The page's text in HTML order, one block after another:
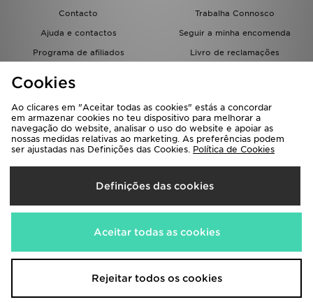
Contacto
Trabalha Connosco
Ajuda e contactos
Seguir a minha encomenda
Programa de afiliados
Livro de reclamações
Seleciona O País
Portugal
Aceitamos os seguintes métodos de pagamento
Visita a nossa página corporativa emwww.jdplc.com
Cookies
Ao clicares em "Aceitar todas as cookies" estás a concordar
em armazenar cookies no teu dispositivo para melhorar a
navegação do website, analisar o uso do website e apoiar as
nossas medidas relativas ao marketing. As preferências podem
ser ajustadas nas Definições das Cookies. Política de Cookies
Definições das cookies
Aceitar todas as cookies
Rejeitar todos os cookies